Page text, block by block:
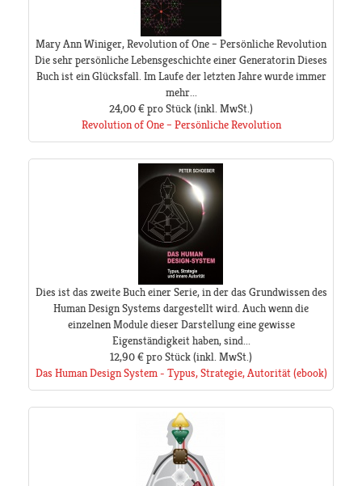
Mary Ann Winiger, Revolution of One – Persönliche Revolution
Die sehr persönliche Lebensgeschichte einer Generatorin Dieses
Buch ist ein Glücksfall. Im Laufe der letzten Jahre wurde immer
mehr...
24,00 €pro Stück(inkl. MwSt.)
Revolution of One – Persönliche Revolution
Dies ist das zweite Buch einer Serie, in der das Grundwissen des
Human Design Systems dargestellt wird. Auch wenn die
einzelnen Module dieser Darstellung eine gewisse
Eigenständigkeit haben, sind...
12,90 €pro Stück(inkl. MwSt.)
Das Human Design System - Typus, Strategie, Autorität (ebook)